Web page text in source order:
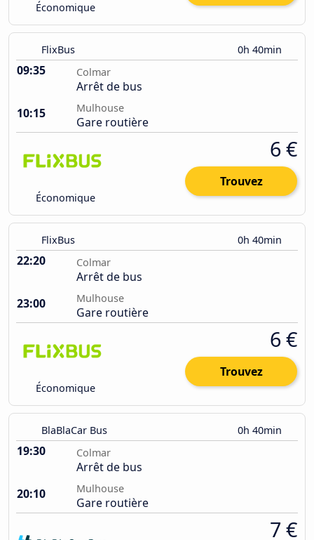
Économique
FlixBus 0h 40min
09:35 Colmar
Arrêt de bus
10:15
Mulhouse
Gare routière
Économique
6 €
Trouvez
FlixBus 0h 40min
22:20 Colmar
Arrêt de bus
23:00
Mulhouse
Gare routière
Économique
6 €
Trouvez
BlaBlaCar Bus 0h 40min
19:30 Colmar
Arrêt de bus
20:10
Mulhouse
Gare routière
7 €